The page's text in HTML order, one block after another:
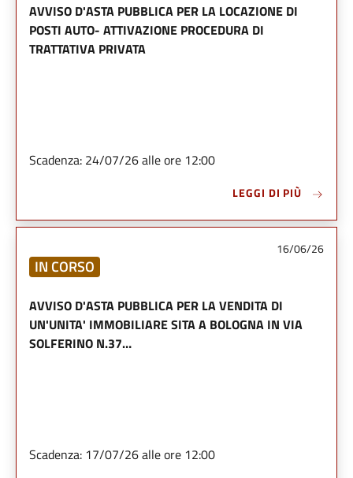
AVVISO D'ASTA PUBBLICA PER LA LOCAZIONE DI
POSTI AUTO- ATTIVAZIONE PROCEDURA DI
TRATTATIVA PRIVATA
Scadenza: 24/07/26 alle ore 12:00
LEGGI DI PIÙ
16/06/26
IN CORSO
AVVISO D'ASTA PUBBLICA PER LA VENDITA DI
UN'UNITA' IMMOBILIARE SITA A BOLOGNA IN VIA
SOLFERINO N.37…
Scadenza: 17/07/26 alle ore 12:00